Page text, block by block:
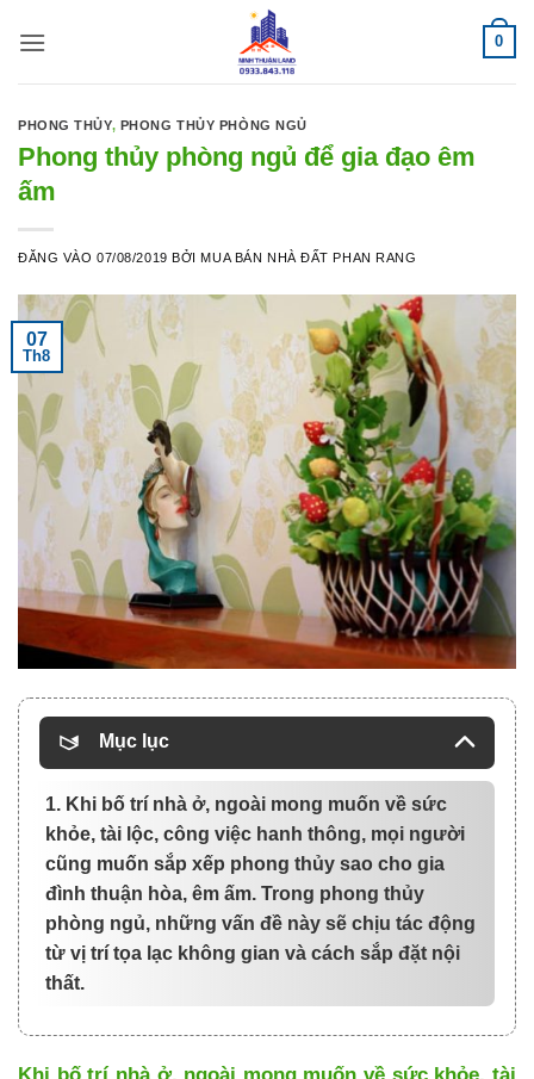
qua
0
PHONG THỦY, PHONG THỦY PHÒNG NGỦ
Phong thủy phòng ngủ để gia đạo êm
ấm
ĐĂNG VÀO07/08/2019 BỞI MUA BÁN NHÀ ĐẤT PHAN RANG
07
Th8
Mục lục
1. Khi bố trí nhà ở, ngoài mong muốn về sức
khỏe, tài lộc, công việc hanh thông, mọi người
cũng muốn sắp xếp phong thủy sao cho gia
đình thuận hòa, êm ấm. Trong phong thủy
phòng ngủ, những vấn đề này sẽ chịu tác động
từ vị trí tọa lạc không gian và cách sắp đặt nội
thất.